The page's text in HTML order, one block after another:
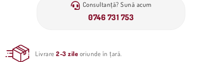
Consultanță? Sună acum
0746 731 753
Livrare2-3 zile oriunde în țară.